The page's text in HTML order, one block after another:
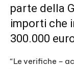
parte della
importi che
300.000
“Le verifiche –